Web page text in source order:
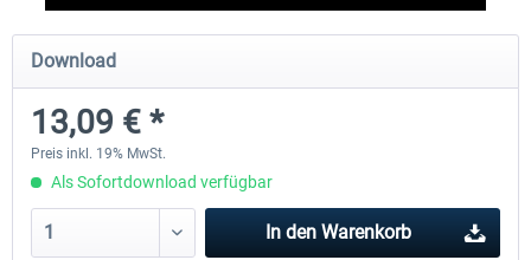
FSDG - Cusco MSFS
Sierrasim Simulation - SKMD
Herrera...
Download
13,09 € *
Preis inkl. 19% MwSt.
Als Sofortdownload verfügbar
In den Warenkorb